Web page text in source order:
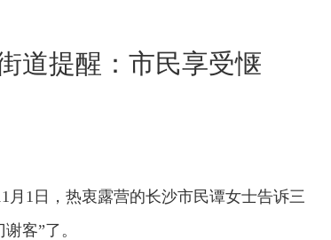
道提醒：市民享受惬
月1日，热衷露营的长沙市民谭女士告诉三
客”了。